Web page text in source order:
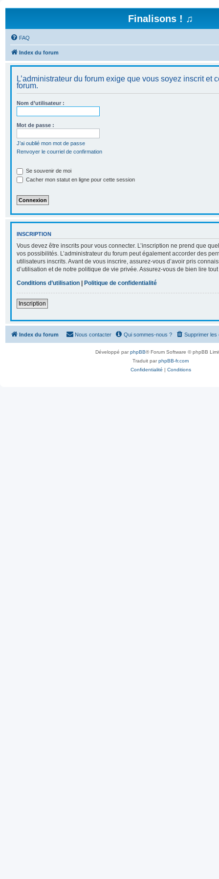
Finalisons ! ♫
FAQ
Index du forum
L’administrateur du forum exige que vous soyez inscrit et
forum.
Nom d’utilisateur :
Mot de passe :
J’ai oublié mon mot de passe
Renvoyer le courriel de confirmation
Se souvenir de moi
Cacher mon statut en ligne pour cette session
INSCRIPTION
Vous devez être inscrits pour vous connecter. L’inscription ne prend que
vos possibilités. L’administrateur du forum peut également accorder des
utilisateurs inscrits. Avant de vous inscrire, assurez-vous d’avoir pris
d’utilisation et de notre politique de vie privée. Assurez-vous de bien lire
Conditions d’utilisation | Politique de confidentialité
Inscription
Index du forum Supprimer les
Qui sommes-nous ?
Nous contacter
Développé parphpBB® Forum Software © phpBB
Traduit parphpBB-fr.com
Confidentialité | Conditions